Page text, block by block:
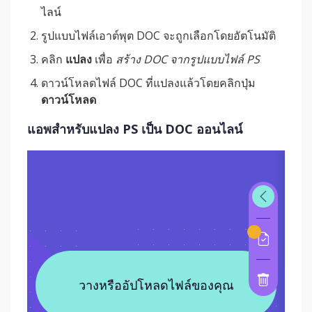
ไลน์
รูปแบบไฟล์เอาต์พุต DOC จะถูกเลือกโดยอัตโนมัติ
คลิก แปลง เพื่อ สร้าง DOC จากรูปแบบไฟล์ PS
ดาวน์โหลดไฟล์ DOC ที่แปลงแล้วโดยคลิกปุ่ม
ดาวน์โหลด
แอพสำหรับแปลง PS เป็น DOC ออนไลน์